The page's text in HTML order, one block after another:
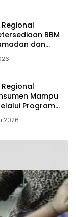
BBM
dan
Mampu
Program
2026